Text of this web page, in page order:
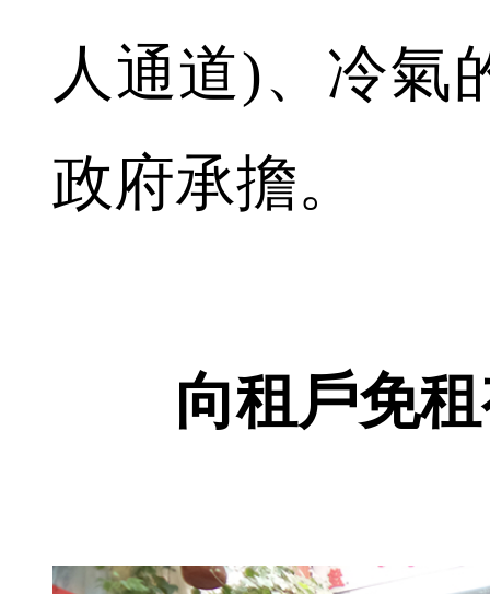
人通道)、冷氣
政府承擔。
向租戶免租